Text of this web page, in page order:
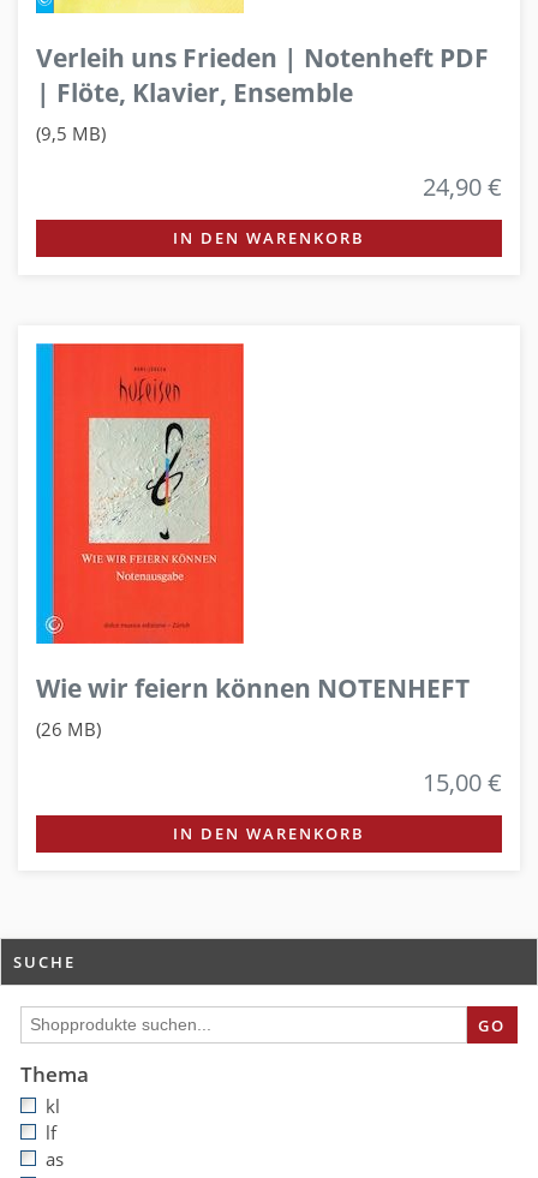
Verleih uns Frieden | Notenheft PDF
| Flöte, Klavier, Ensemble
(9,5 MB)
24,90 €
IN DEN WARENKORB
Wie wir feiern können NOTENHEFT
(26 MB)
15,00 €
IN DEN WARENKORB
SUCHE
GO
Thema
kl
lf
as